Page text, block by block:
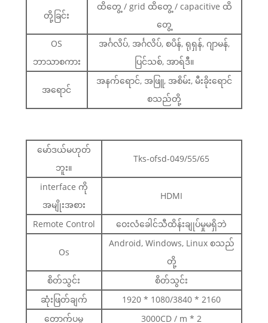
တို့ခြင်း
ထိတွေ့ / grid ထိတွေ့ / capacitive ထိ
တွေ့
OS
ဘာသာစကား
အင်္ဂလိပ်, အင်္ဂလိပ်, စပိန်, ရုရှန်, ဂျာမန်,
ပြင်သစ်, အာရ်ဒီ။
အရောင်
အနက်ရောင်, အဖြူ, အစိမ်း, မီးခိုးရောင်
စသည်တို့
မော်ဒယ်မဟုတ်
ဘူး။
Tks-ofsd-049/55/65
interface ကို
အမျိုးအစား
HDMI
Remote Control ဝေးလံခေါင်သီထိန်းချုပ်မှုမရှိဘဲ
Os
Android, Windows, Linux စသည်
တို့
စိတ်သွင်း
စိတ်သွင်း
ဆုံးဖြတ်ချက်
1920 * 1080/3840 * 2160
တောက်ပမှု
3000CD / m * 2